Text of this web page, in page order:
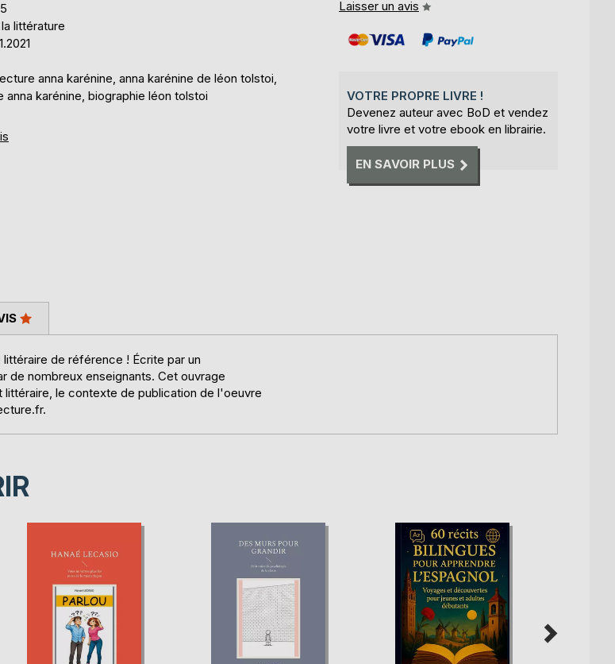
littérature
anna karénine, anna karénine de léon tolstoi,
anna karénine, biographie léon tolstoi
Laisser un avis
VOTRE PROPRE LIVRE !
Devenez auteur avec BoD et vendez
votre livre et votre ebook en librairie.
EN SAVOIR PLUS
de référence ! Écrite par un
nombreux enseignants. Cet ouvrage
le contexte de publication de l'oeuvre